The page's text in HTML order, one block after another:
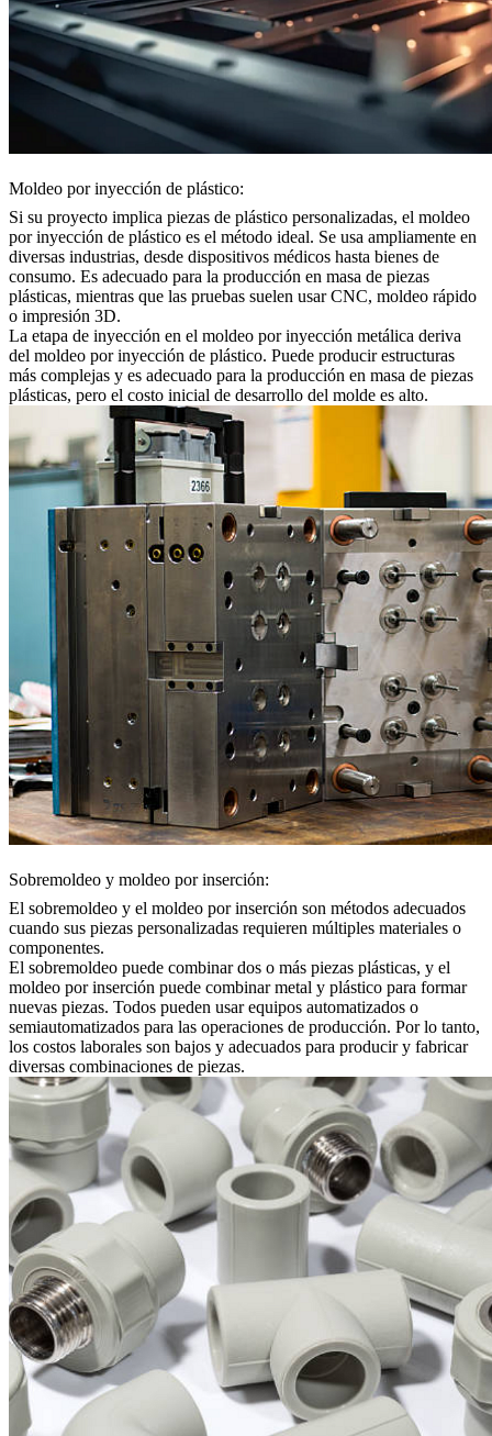
Moldeo por inyección de plástico:
Si su proyecto implica piezas de plástico personalizadas, el moldeo
por inyección de plástico es el método ideal. Se usa ampliamente en
diversas industrias, desde dispositivos médicos hasta bienes de
consumo. Es adecuado para la producción en masa de piezas
plásticas, mientras que las pruebas suelen usar CNC, moldeo rápido
o impresión 3D.
La etapa de inyección en el moldeo por inyección metálica deriva
del moldeo por inyección de plástico. Puede producir estructuras
más complejas y es adecuado para la producción en masa de piezas
plásticas, pero el costo inicial de desarrollo del molde es alto.
Sobremoldeo y moldeo por inserción:
El sobremoldeo y el moldeo por inserción son métodos adecuados
cuando sus piezas personalizadas requieren múltiples materiales o
componentes.
El sobremoldeo puede combinar dos o más piezas plásticas, y el
moldeo por inserción puede combinar metal y plástico para formar
nuevas piezas. Todos pueden usar equipos automatizados o
semiautomatizados para las operaciones de producción. Por lo tanto,
los costos laborales son bajos y adecuados para producir y fabricar
diversas combinaciones de piezas.